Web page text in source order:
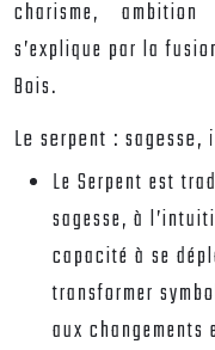
charisme,
s’explique par la
Bois.
Le serpent :
Le Serpent est
sagesse, à
capacité à se
transformer
aux